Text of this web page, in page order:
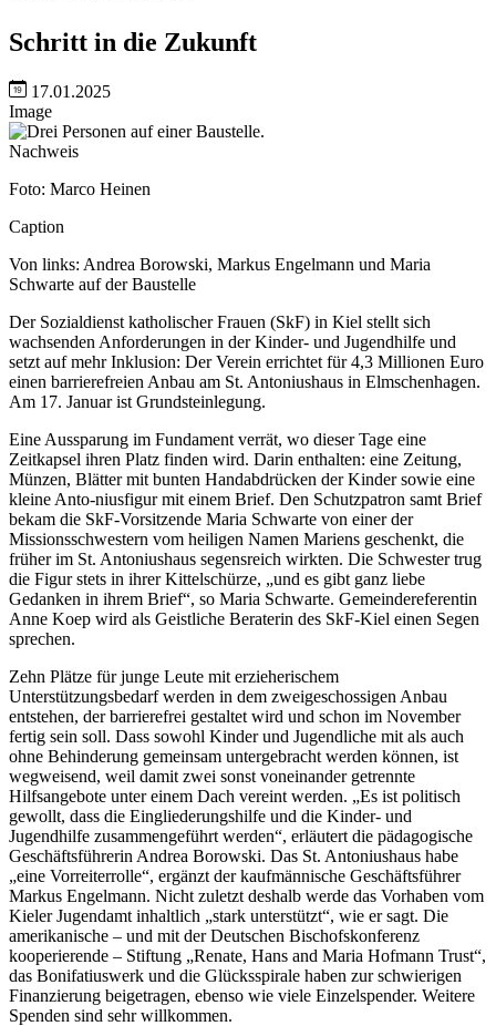
Schritt in die Zukunft
17.01.2025
Image
Nachweis
Foto: Marco Heinen
Caption
Von links: Andrea Borowski, Markus Engelmann und Maria
Schwarte auf der Baustelle
Der Sozialdienst katholischer Frauen (SkF) in Kiel stellt sich
wachsenden Anforderungen in der Kinder- und Jugendhilfe und
setzt auf mehr Inklusion: Der Verein errichtet für 4,3 Millionen Euro
einen barrierefreien Anbau am St. Antoniushaus in Elmschenhagen.
Am 17. Januar ist Grundsteinlegung.
Eine Aussparung im Fundament verrät, wo dieser Tage eine
Zeitkapsel ihren Platz finden wird. Darin enthalten: eine Zeitung,
Münzen, Blätter mit bunten Handabdrücken der Kinder sowie eine
kleine Anto-niusfigur mit einem Brief. Den Schutzpatron samt Brief
bekam die SkF-Vorsitzende Maria Schwarte von einer der
Missionsschwestern vom heiligen Namen Mariens geschenkt, die
früher im St. Antoniushaus segensreich wirkten. Die Schwester trug
die Figur stets in ihrer Kittelschürze, „und es gibt ganz liebe
Gedanken in ihrem Brief“, so Maria Schwarte. Gemeindereferentin
Anne Koep wird als Geistliche Beraterin des SkF-Kiel einen Segen
sprechen.
Zehn Plätze für junge Leute mit erzieherischem
Unterstützungsbedarf werden in dem zweigeschossigen Anbau
entstehen, der barrierefrei gestaltet wird und schon im November
fertig sein soll. Dass sowohl Kinder und Jugendliche mit als auch
ohne Behinderung gemeinsam untergebracht werden können, ist
wegweisend, weil damit zwei sonst voneinander getrennte
Hilfsangebote unter einem Dach vereint werden. „Es ist politisch
gewollt, dass die Eingliederungshilfe und die Kinder- und
Jugendhilfe zusammengeführt werden“, erläutert die pädagogische
Geschäftsführerin Andrea Borowski. Das St. Antoniushaus habe
„eine Vorreiterrolle“, ergänzt der kaufmännische Geschäftsführer
Markus Engelmann. Nicht zuletzt deshalb werde das Vorhaben vom
Kieler Jugendamt inhaltlich „stark unterstützt“, wie er sagt. Die
amerikanische – und mit der Deutschen Bischofskonferenz
kooperierende – Stiftung „Renate, Hans and Maria Hofmann Trust“,
das Bonifatiuswerk und die Glücksspirale haben zur schwierigen
Finanzierung beigetragen, ebenso wie viele Einzelspender. Weitere
Spenden sind sehr willkommen.